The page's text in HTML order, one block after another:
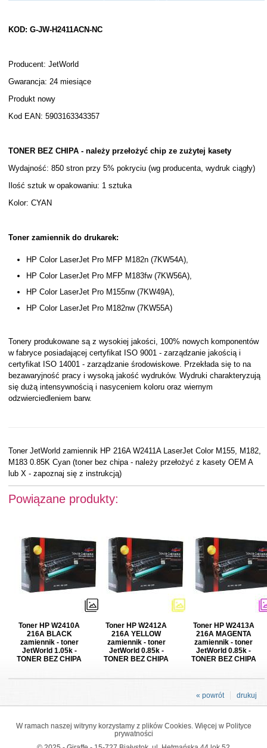
KOD: G-JW-H2411ACN-NC
Producent: JetWorld
Gwarancja: 24 miesiące
Produkt nowy
Kod EAN: 5903163343357
TONER BEZ CHIPA - należy przełożyć chip ze zużytej kasety
Wydajność: 850 stron przy 5% pokryciu (wg producenta, wydruk ciągły)
Ilość sztuk w opakowaniu: 1 sztuka
Kolor: CYAN
Toner zamiennik do drukarek:
HP Color LaserJet Pro MFP M182n (7KW54A),
HP Color LaserJet Pro MFP M183fw (7KW56A),
HP Color LaserJet Pro M155nw (7KW49A),
HP Color LaserJet Pro M182nw (7KW55A)
Tonery produkowane są z wysokiej jakości, 100% nowych komponentów
w fabryce posiadającej certyfikat ISO 9001 - zarządzanie jakością i
certyfikat ISO 14001 - zarządzanie środowiskowe. Przekłada się to na
bezawaryjność pracy i wysoką jakość wydruków. Wydruki charakteryzują
się dużą intensywnością i nasyceniem koloru oraz wiernym
odzwierciedleniem barw.
Toner JetWorld zamiennik HP 216A W2411A LaserJet Color M155, M182,
M183 0.85K Cyan (toner bez chipa - należy przełożyć z kasety OEM A
lub X - zapoznaj się z instrukcją)
Powiązane produkty:
Toner HP W2410A
216A BLACK
zamiennik - toner
JetWorld 1.05k -
TONER BEZ CHIPA
Toner HP W2412A
216A YELLOW
zamiennik - toner
JetWorld 0.85k -
TONER BEZ CHIPA
Toner HP W2413A
216A MAGENTA
zamiennik - toner
JetWorld 0.85k -
TONER BEZ CHIPA
drukuj
« powrót
W ramach naszej witryny korzystamy z plików Cookies. Więcej w Polityce
prywatności